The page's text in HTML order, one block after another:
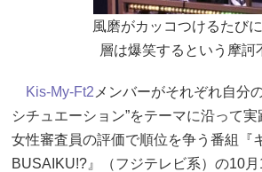
風磨がカッコつけるたび
層は爆笑するという摩訶
Kis-My-Ft2 メンバーがそれぞれ自分
シチュエーション”をテーマに沿って
女性審査員の評価で順位を争う番組『
BUSAIKU!?』（フジテレビ系）の10月